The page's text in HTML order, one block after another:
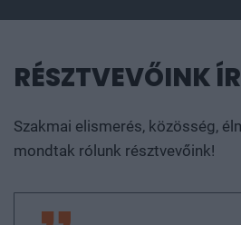
RÉSZTVEVŐINK
Szakmai elismerés, közösség,
mondtak rólunk résztvevőink!